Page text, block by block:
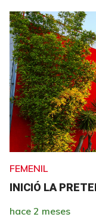
FEMENIL
INICIÓ LA
hace 2 meses